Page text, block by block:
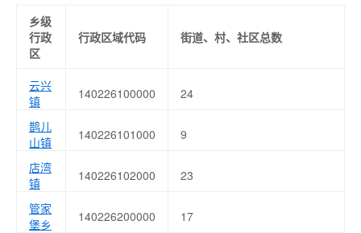
乡级
行政
区
行政区域代码 街道、村、社区总数
云兴
镇
140226100000 24
鹊儿
山镇
140226101000 9
店湾
镇
140226102000 23
管家
堡乡
140226200000 17